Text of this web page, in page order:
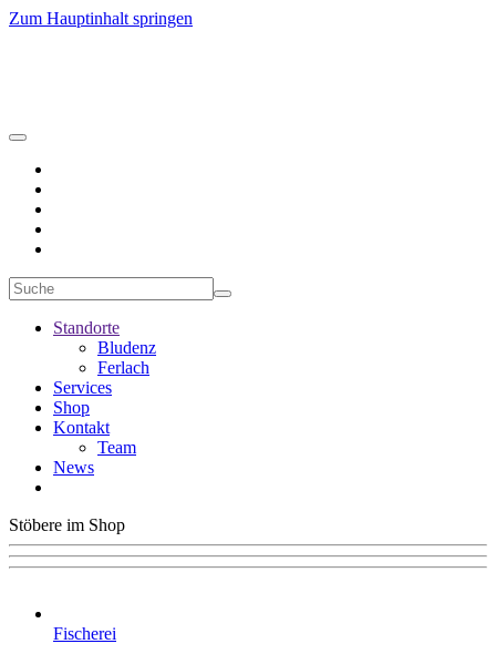
Zum Hauptinhalt springen
Standorte
Bludenz
Ferlach
Services
Shop
Kontakt
Team
News
Stöbere im Shop
Fischerei